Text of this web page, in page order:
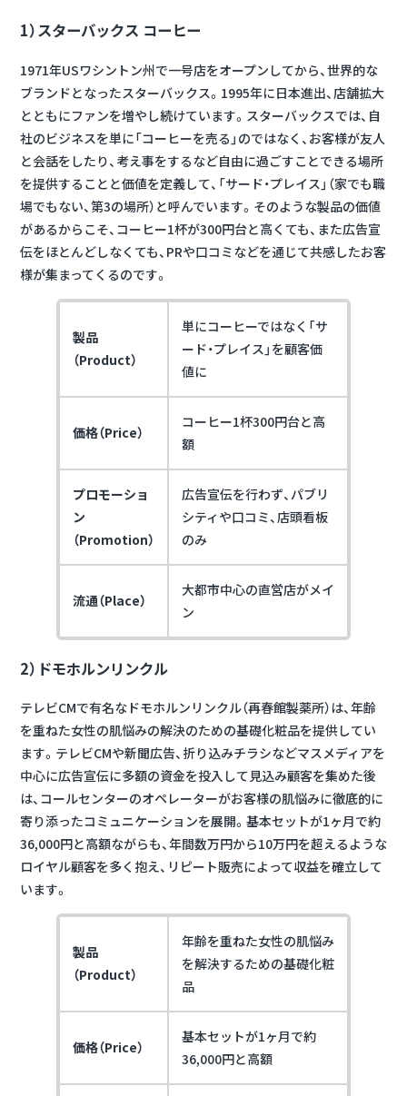
1）スターバックス コーヒー
1971年USワシントン州で一号店をオープンしてから、世界的な
ブランドとなったスターバックス。1995年に日本進出、店舗拡大
とともにファンを増やし続けています。スターバックスでは、自
社のビジネスを単に「コーヒーを売る」のではなく、 お客様が友人
と会話をしたり、考え事をするなど自由に過ごすことできる場所
を提供することと価値を定義して、「サード・プレイス」（家でも職
場でもない、第3の場所）と呼んでいます。 そのような製品の価値
があるからこそ、コーヒー1杯が300円台と高くても、また広告宣
伝をほとんどしなくても、PRや口コミなどを通じて共感したお客
様が集まってくるのです。
製品
（Product）
単にコーヒーではなく「サ
ード・プレイス」を顧客価
値に
価格（Price）
コーヒー1杯300円台と高
額
プロモーショ
ン
（Promotion）
広告宣伝を行わず、パブリ
シティや口コミ、店頭看板
のみ
流通（Place）
大都市中心の直営店がメイ
ン
2）ドモホルンリンクル
テレビCMで有名なドモホルンリンクル（再春館製薬所）は、年齢
を重ねた女性の肌悩みの解決のための基礎化粧品を提供してい
ます。テレビCMや新聞広告、折り込みチラシなどマスメディアを
中心に広告宣伝に多額の資金を投入して見込み顧客を集めた後
は、 コールセンターのオペレーターがお客様の肌悩みに徹底的に
寄り添ったコミュニケーションを展開。 基本セットが1ヶ月で約
36,000円と高額ながらも、年間数万円から10万円を超えるような
ロイヤル顧客を多く抱え、リピート販売によって収益を確立して
います。
製品
（Product）
年齢を重ねた女性の肌悩み
を解決するための基礎化粧
品
価格（Price）
基本セットが1ヶ月で約
36,000円と高額